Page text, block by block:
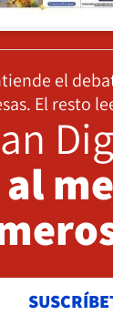
el
El resto